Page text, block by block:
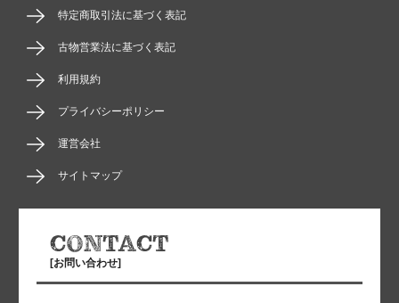
特定商取引法に基づく表記
古物営業法に基づく表記
利用規約
プライバシーポリシー
運営会社
サイトマップ
[お問い合わせ]